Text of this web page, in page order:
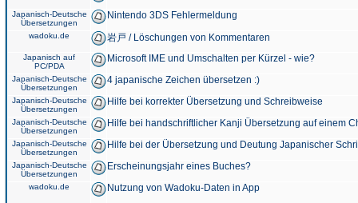
Japanisch-Deutsche
Übersetzungen
Nintendo 3DS Fehlermeldung
wadoku.de 岩戸 / Löschungen von Kommentaren
Japanisch auf
PC/PDA
Microsoft IME und Umschalten per Kürzel - wie?
Japanisch-Deutsche
Übersetzungen
4 japanische Zeichen übersetzen :)
Japanisch-Deutsche
Übersetzungen
Hilfe bei korrekter Übersetzung und Schreibweise
Japanisch-Deutsche
Übersetzungen
Hilfe bei handschriftlicher Kanji Übersetzung auf einem
Japanisch-Deutsche
Übersetzungen
Hilfe bei der Übersetzung und Deutung Japanischer
Japanisch-Deutsche
Übersetzungen
Erscheinungsjahr eines Buches?
wadoku.de Nutzung von Wadoku-Daten in App